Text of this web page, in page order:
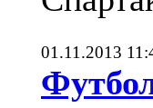
01.11.2013